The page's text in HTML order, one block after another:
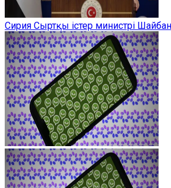
Сирия Сыртқы істер министрі